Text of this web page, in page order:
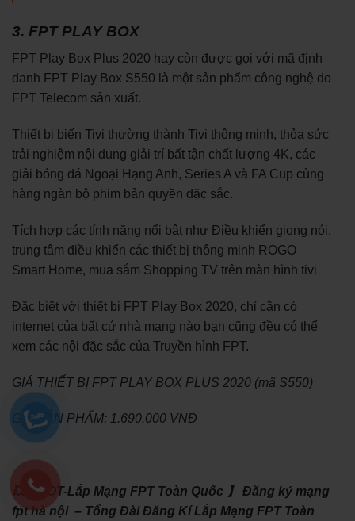
3. FPT PLAY BOX
FPT Play Box Plus 2020 hay còn được gọi với mã định
danh FPT Play Box S550 là một sản phẩm công nghệ do
FPT Telecom sản xuất.
Thiết bị biến Tivi thường thành Tivi thông minh, thỏa sức
trải nghiệm nội dung giải trí bất tận chất lượng 4K, các
giải bóng đá Ngoại Hạng Anh, Series A và FA Cup cùng
hàng ngàn bộ phim bản quyền đặc sắc.
Tích hợp các tính năng nổi bật như Điều khiển giọng nói,
trung tâm điều khiển các thiết bị thông minh ROGO
Smart Home, mua sắm Shopping TV trên màn hình tivi
Đặc biệt với thiết bị FPT Play Box 2020, chỉ cần có
internet của bất cứ nhà mạng nào bạn cũng đều có thể
xem các nội đặc sắc của Truyền hình FPT.
GIÁ THIẾT BỊ FPT PLAY BOX PLUS 2020 (mã S550)
GIÁ SẢN PHẨM: 1.690.000 VNĐ
💥【HOT-Lắp Mạng FPT Toàn Quốc 】 Đăng ký mạng
fpt hà nội – Tổng Đài Đăng Kí Lắp Mạng FPT Toàn